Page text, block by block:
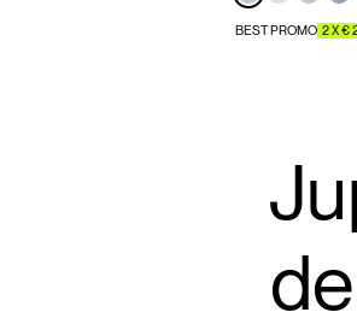
BEST PROMO 2 X €